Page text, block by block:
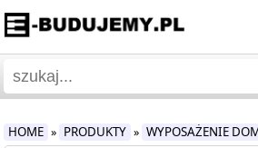
HOME » PRODUKTY » WYPOSAŻENIE